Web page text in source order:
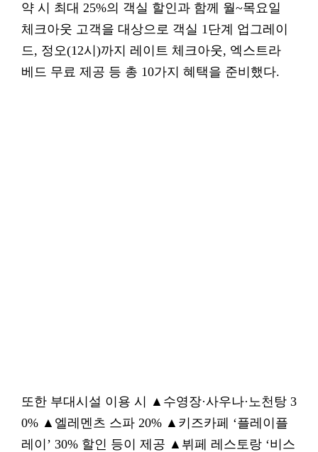
약 시 최대 25%의 객실 할인과 함께 월~목요일
체크아웃 고객을 대상으로 객실 1단계 업그레이
드, 정오(12시)까지 레이트 체크아웃, 엑스트라
베드 무료 제공 등 총 10가지 혜택을 준비했다.
또한 부대시설 이용 시 ▲수영장·사우나·노천탕 3
0% ▲엘레멘츠 스파 20% ▲키즈카페 ‘플레이플
레이’ 30% 할인 등이 제공 ▲뷔페 레스토랑 ‘비스